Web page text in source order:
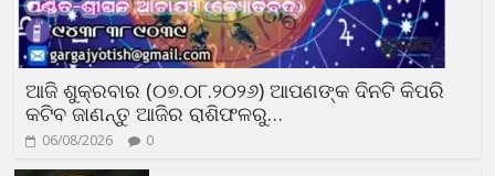
ଆଜି ଶୁକ୍ରବାର (୦୭.୦୮.୨୦୨୬) ଆପଣଙ୍କ ଦିନଟି କିପରି
କଟିବ ଜାଣନ୍ତୁ ଆଜିର ରାଶିଫଳରୁ…
06/08/2026 0